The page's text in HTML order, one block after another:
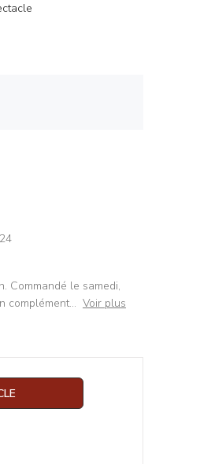
Commandé le samedi,
complément... Voir plus